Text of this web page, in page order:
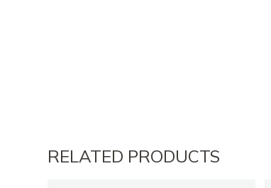
RELATED PRODUCTS